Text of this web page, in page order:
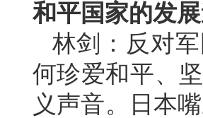
和平国家的发
林剑：反对
何珍爱和平、
义声音。日本